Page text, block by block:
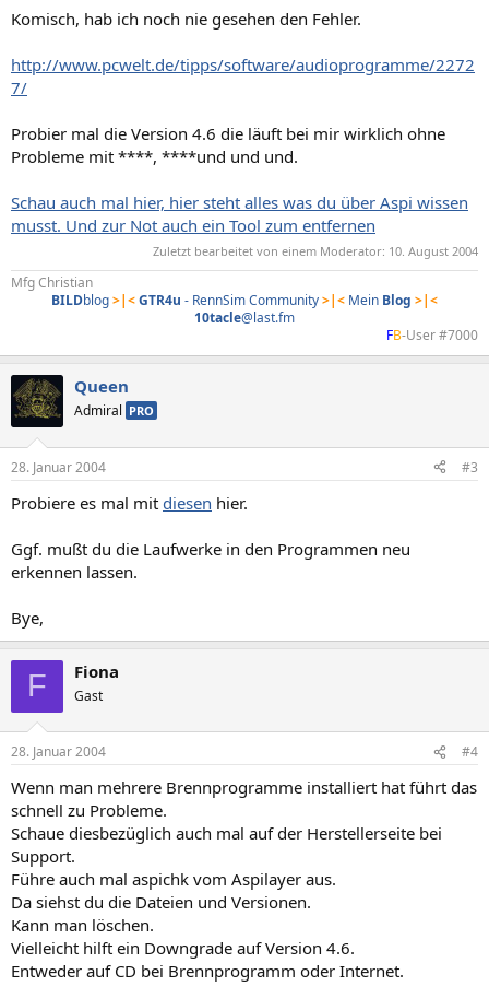
Komisch, hab ich noch nie gesehen den Fehler.
http://www.pcwelt.de/tipps/software/audioprogramme/2272
7/
Probier mal die Version 4.6 die läuft bei mir wirklich ohne
Probleme mit ****, ****und und und.
Schau auch mal hier, hier steht alles was du über Aspi wissen
musst. Und zur Not auch ein Tool zum entfernen
Zuletzt bearbeitet von einem Moderator: 10. August 2004
Mfg Christian
BILDblog>|<GTR4u - RennSim Community>|< Mein Blog >|<
10tacle@last.fm
FB-User #7000​
Queen
Admiral PRO
28. Januar 2004 #3
Probiere es mal mit diesen hier.
Ggf. mußt du die Laufwerke in den Programmen neu
erkennen lassen.
Bye,
F Fiona
Gast
28. Januar 2004 #4
Wenn man mehrere Brennprogramme installiert hat führt das
schnell zu Probleme.
Schaue diesbezüglich auch mal auf der Herstellerseite bei
Support.
Führe auch mal aspichk vom Aspilayer aus.
Da siehst du die Dateien und Versionen.
Kann man löschen.
Vielleicht hilft ein Downgrade auf Version 4.6.
Entweder auf CD bei Brennprogramm oder Internet.